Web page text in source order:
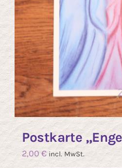
Postkarte
2,00 € incl. MwSt.